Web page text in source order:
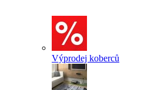
Výprodej koberců